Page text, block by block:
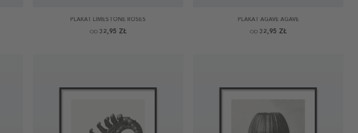
PLAKAT LIMESTONE ROSES
OD 32,95 ZŁ
PLAKAT AGAVE AGAVE
OD 32,95 ZŁ